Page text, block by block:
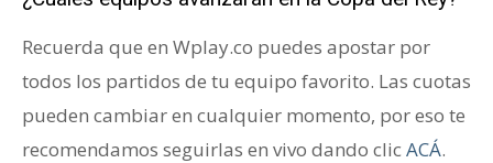
Recuerda que en Wplay.co puedes apostar por
todos los partidos de tu equipo favorito. Las cuotas
pueden cambiar en cualquier momento, por eso te
recomendamos seguirlas en vivo dando clic ACÁ.